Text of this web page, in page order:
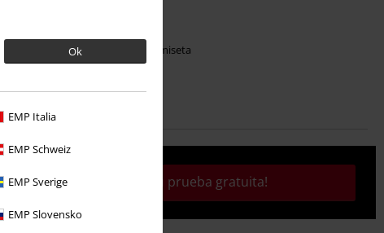
Ok
EMP Italia
EMP Schweiz
EMP Sverige
EMP Slovensko
Electric Blue Camiseta
¡Activa tu prueba gratuita!